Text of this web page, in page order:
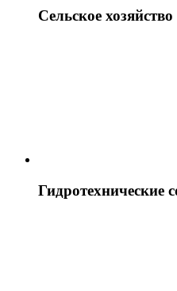
Сельское хозяйство
Гидротехнические